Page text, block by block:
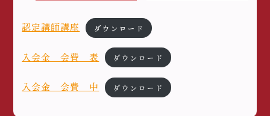
認定講師講座 ダウンロード
入会金 会費 表 ダウンロード
入会金 会費 中 ダウンロード